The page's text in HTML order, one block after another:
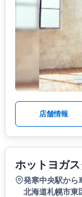
店舗情報
ホットヨガ
発寒中央駅から
北海道札幌市東